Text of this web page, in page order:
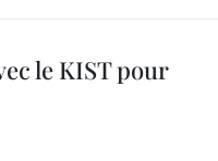
le KIST pour